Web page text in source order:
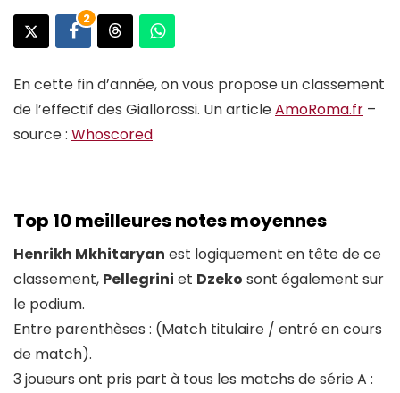
2
En cette fin d’année, on vous propose un classement
de l’effectif des Giallorossi. Un articleAmoRoma.fr –
source : Whoscored
Top 10meilleures notes moyennes
Henrikh Mkhitaryan est logiquement en tête de ce
classement, Pellegrini et Dzeko sont également sur
le podium.
Entre parenthèses : (Match titulaire / entré en cours
de match).
3 joueurs ont pris part à tous les matchs de série A :